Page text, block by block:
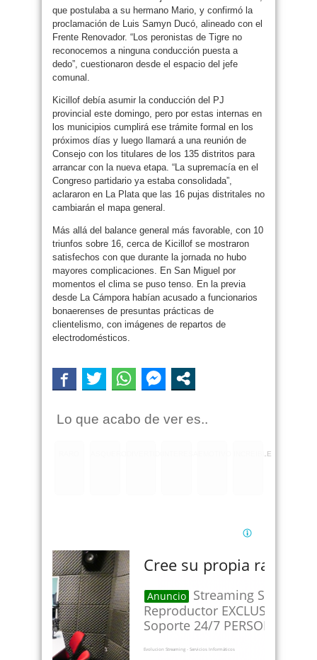
que postulaba a su hermano Mario, y confirmó la
proclamación de Luis Samyn Ducó, alineado con el
Frente Renovador. “Los peronistas de Tigre no
reconocemos a ninguna conducción puesta a
dedo”, cuestionaron desde el espacio del jefe
comunal.
Kicillof debía asumir la conducción del PJ
provincial este domingo, pero por estas internas en
los municipios cumplirá ese trámite formal en los
próximos días y luego llamará a una reunión de
Consejo con los titulares de los 135 distritos para
arrancar con la nueva etapa. “La supremacía en el
Congreso partidario ya estaba consolidada”,
aclararon en La Plata que las 16 pujas distritales no
cambiarán el mapa general.
Más allá del balance general más favorable, con 10
triunfos sobre 16, cerca de Kicillof se mostraron
satisfechos con que durante la jornada no hubo
mayores complicaciones. En San Miguel por
momentos el clima se puso tenso. En la previa
desde La Cámpora habían acusado a funcionarios
bonaerenses de presuntas prácticas de
clientelismo, con imágenes de repartos de
electrodomésticos.
Lo que acabo de ver es..
INCREIBLE